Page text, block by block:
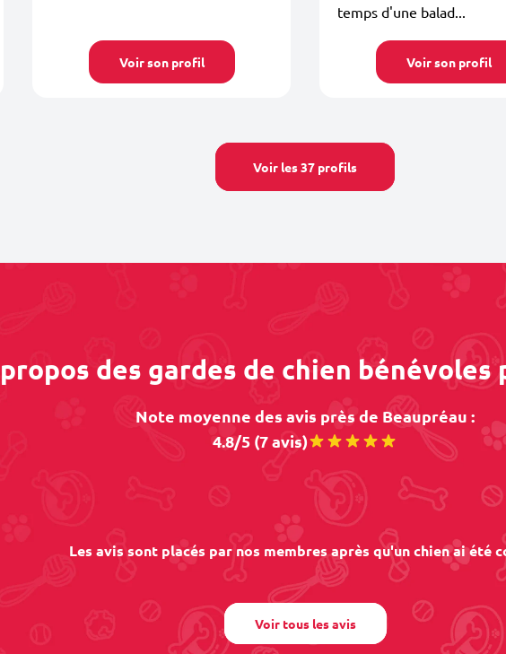
Voir son profil
temps d'une balad...
Voir son profil
Voir les 37 profils
des gardes de chien bénévoles
Note moyenne des avis près de Beaupréau :
4.8/5 (7 avis)
Les avis sont placés par nos membres après qu'un chien ai été
Voir tous les avis